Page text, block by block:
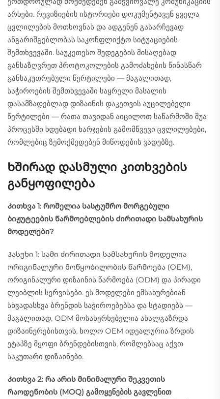
არხები. რევიზიების ისტორიები დოკუმენტავენ ყველა
ცვლილების მოთხოვნას და ადგენენ გასარჩევად
ანგარიშგებლობას საკონფლიქტო სიტუაციების
შემთხვევაში. საუკეთესო შედეგების მისაღებად
განსაზღვრეთ პროტოკოლების გამოძახების წინასწარ
განსაკუთრებული წერტილები — მაგალითად,
საჭიროების შემთხვევაში საყრელი მასალის
დასამზადებლად დიზაინის დაკეთვის აუცილებელი
წერტილები — რათა თავიდან აიცილოთ საწარმოში შუა
პროცესში ხდებადი ხარჯების გამომწვევი ცვლილებები,
რომლებიც ზემოქმედებენ მიწოდების ვადებზე.
Ხშირად დასმული კითხვების
განყოფილება
Კითხვა 1: რომელია სასტუმრო მორგებული
ბიჟუტეების წარმოებლების ძირითადი სამსახურის
მოდელები?
Პასუხი 1: სამი ძირითადი სამსახურის მოდელია
ორიგინალური მოწყობილობის წარმოება (OEM),
ორიგინალური დიზაინის წარმოება (ODM) და პირადი
ლეიბლის სერვისები. ეს მოდელები ემსახურებიან
სხვადასხვა ბრენდის საჭიროებებსა და სტადიებს —
მაგალითად, ODM მოსახერხებელია ახალგაზრდა
დიზაინერებისთვის, ხოლო OEM იდეალურია ზრდის
ეტაპზე მყოფი ბრენდებისთვის, რომლებსაც აქვთ
საკუთარი დიზაინები.
Კითხვა 2: რა არის მინიმალური შეკვეთის
რაოდენობის (MOQ) გამოყენების გავლენით